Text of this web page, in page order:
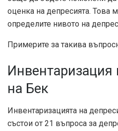
оценка на депресията. Това
определите нивото на
Примерите за такива
Инвентаризация
на Бек
Инвентаризацията на
състои от 21 въпроса за